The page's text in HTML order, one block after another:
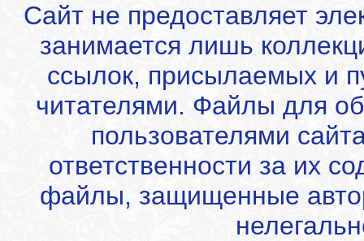
Сайт не предоставляет
занимается лишь
ссылок, присылаемых и
читателями. Файлы для
пользователями
ответственности за их
файлы, защищенные